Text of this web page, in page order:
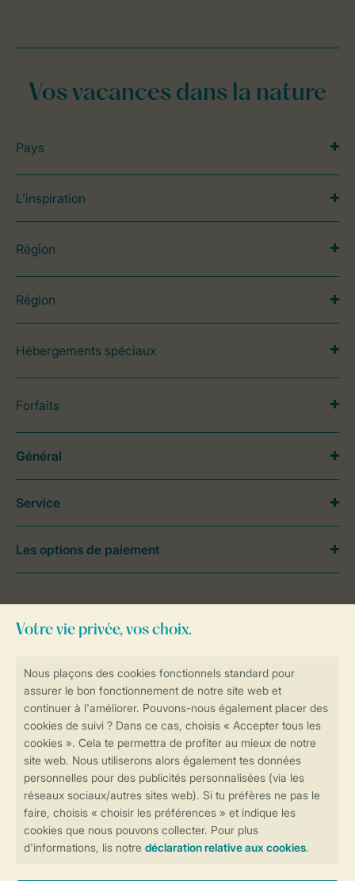
Réservations en ligne rapides et sécurisées
Transmission sécurisée des données
Paiement sécurisé
Vos vacances dans la nature
Pays
L’inspiration
Région
Région
Hébergements spéciaux
Forfaits
contactez notreContact Center.
Général
Service
Les options de paiement